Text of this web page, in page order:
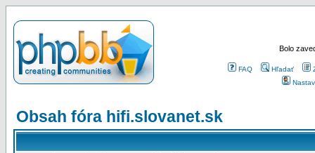
Bolo
FAQ Hľadať
Obsah fóra hifi.slovanet.sk